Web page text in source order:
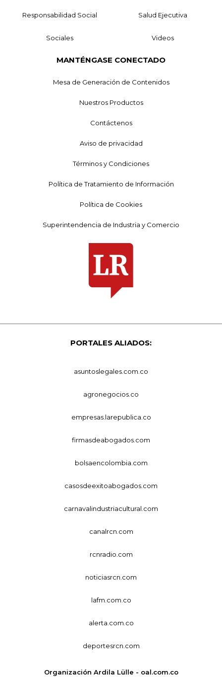
Responsabilidad Social Salud Ejecutiva
Sociales Videos
MANTÉNGASE CONECTADO
Mesa de Generación de Contenidos
Nuestros Productos
Contáctenos
Aviso de privacidad
Términos y Condiciones
Política de Tratamiento de Información
Política de Cookies
Superintendencia de Industria y Comercio
PORTALES ALIADOS:
asuntoslegales.com.co
agronegocios.co
empresas.larepublica.co
firmasdeabogados.com
bolsaencolombia.com
casosdeexitoabogados.com
carnavalindustriacultural.com
canalrcn.com
rcnradio.com
noticiasrcn.com
lafm.com.co
alerta.com.co
deportesrcn.com
Organización Ardila Lülle - oal.com.co